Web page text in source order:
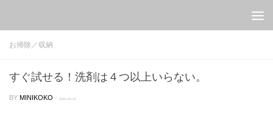
お掃除／収納
すぐ試せる！洗剤は４つ以上いらない。
BY MINIKOKO · 2020-03-12